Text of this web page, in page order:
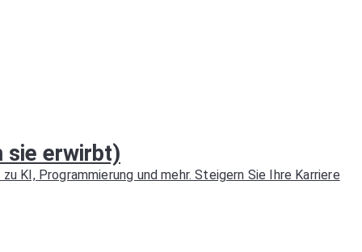
sie erwirbt)
KI, Programmierung und mehr. Steigern Sie Ihre Karriere